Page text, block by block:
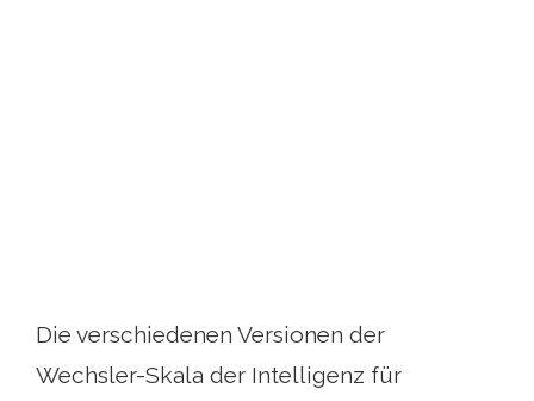
Die verschiedenen Versionen der
Wechsler-Skala der Intelligenz für